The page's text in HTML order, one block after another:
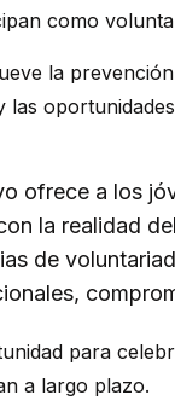
como
la
ofrece a los
la realidad
de
para
a largo plazo.